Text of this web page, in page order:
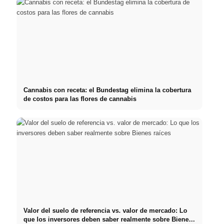
Cannabis con receta: el Bundestag elimina la cobertura
de costos para las flores de cannabis
Valor del suelo de referencia vs. valor de mercado: Lo
que los inversores deben saber realmente sobre Bienes